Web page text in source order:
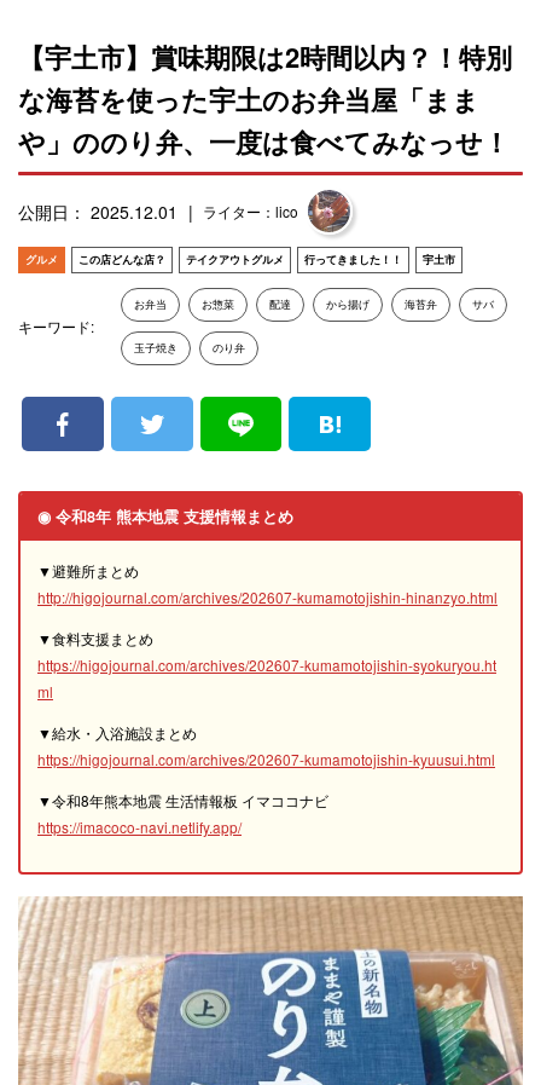
【宇土市】賞味期限は2時間以内？！特別
な海苔を使った宇土のお弁当屋「まま
や」ののり弁、一度は食べてみなっせ！
公開日： 2025.12.01 ライター：lico
グルメ この店どんな店？ テイクアウトグルメ 行ってきました！！ 宇土市
キーワード:
お弁当 お惣菜 配達 から揚げ 海苔弁 サバ
玉子焼き のり弁
◉ 令和8年 熊本地震 支援情報まとめ
▼避難所まとめ
http://higojournal.com/archives/202607-kumamotojishin-hinanzyo.html
▼食料支援まとめ
https://higojournal.com/archives/202607-kumamotojishin-syokuryou.ht
ml
▼給水・入浴施設まとめ
https://higojournal.com/archives/202607-kumamotojishin-kyuusui.html
▼令和8年熊本地震 生活情報板 イマココナビ
https://imacoco-navi.netlify.app/